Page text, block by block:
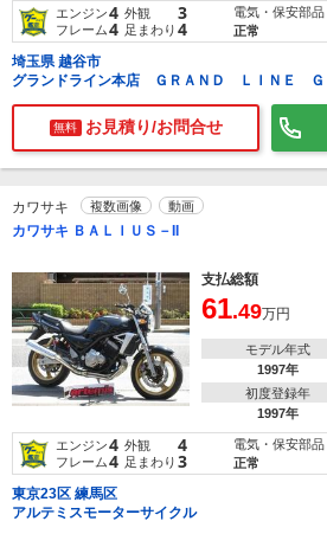
エンジン4 外観 3
フレーム4 足まわり 4
電気・保安部品
正常
埼玉県 越谷市
グランドライン本店 ＧＲＡＮＤ ＬＩＮＥ Ｇ
無料 お見積り/お問合せ
カワサキ 複数画像 動画
カワサキ ＢＡＬＩＵＳ－II
支払総額
61.49万円
モデル年式
1997年
初度登録年
1997年
エンジン4 外観 4
フレーム4 足まわり 3
電気・保安部品
正常
東京23区 練馬区
アルテミスモーターサイクル